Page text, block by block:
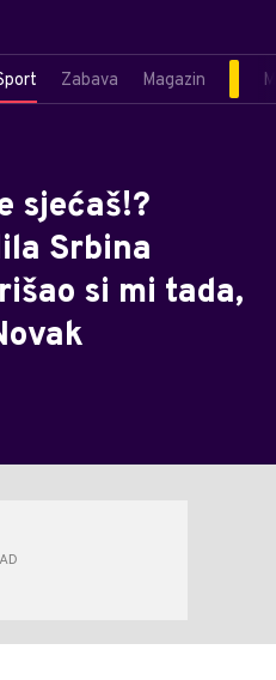
Zabava Magazin
sjećaš!?
Srbina
si mi tada,